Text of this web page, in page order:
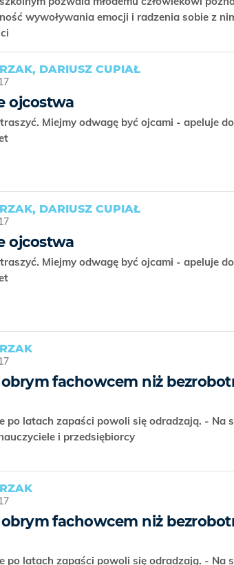
wywoływania emocji i radzenia sobie z
DARIUSZ CUPIAŁ
ojcostwa
Miejmy odwagę być ojcami - apeluje
DARIUSZ CUPIAŁ
ojcostwa
Miejmy odwagę być ojcami - apeluje
fachowcem niż
po latach zapaści powoli się odradzają. - Na
i przedsiębiorcy
fachowcem niż
po latach zapaści powoli się odradzają. - Na